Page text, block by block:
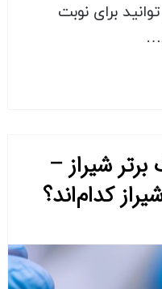
برای نوبت
برتر شیراز –
کدام‌اند؟